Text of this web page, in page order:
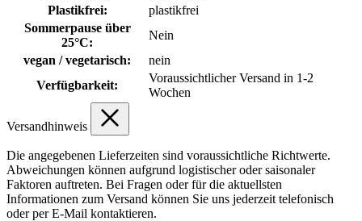
Plastikfrei:
plastikfrei
Sommerpause über
25°C:
Nein
vegan / vegetarisch:
nein
Verfügbarkeit:
Voraussichtlicher Versand in 1-2
Wochen
Versandhinweis
Die angegebenen Lieferzeiten sind voraussichtliche Richtwerte.
Abweichungen können aufgrund logistischer oder saisonaler
Faktoren auftreten. Bei Fragen oder für die aktuellsten
Informationen zum Versand können Sie uns jederzeit telefonisch
oder per E-Mail kontaktieren.